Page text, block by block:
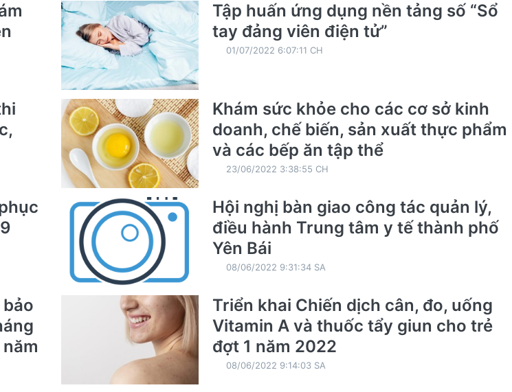
Tập huấn ứng dụng nền tảng số “Sổ
tay đảng viên điện tử”
01/07/2022 6:07:11 CH
Khám sức khỏe cho các cơ sở kinh
doanh, chế biến, sản xuất thực phẩm
và các bếp ăn tập thể
23/06/2022 3:38:55 CH
Hội nghị bàn giao công tác quản lý,
điều hành Trung tâm y tế thành phố
Yên Bái
08/06/2022 9:31:34 SA
Triển khai Chiến dịch cân, đo, uống
Vitamin A và thuốc tẩy giun cho trẻ
đợt 1 năm 2022
08/06/2022 9:14:03 SA